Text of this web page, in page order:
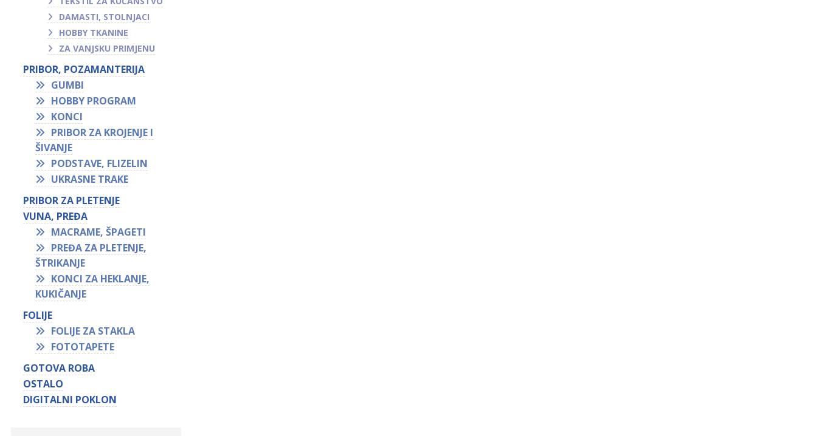
DAMASTI, STOLNJACI
HOBBY TKANINE
ZA VANJSKU PRIMJENU
PRIBOR, POZAMANTERIJA
GUMBI
HOBBY PROGRAM
KONCI
PRIBOR ZA KROJENJE I
ŠIVANJE
PODSTAVE, FLIZELIN
UKRASNE TRAKE
PRIBOR ZA PLETENJE
VUNA, PREĐA
MACRAME, ŠPAGETI
PREĐA ZA PLETENJE,
ŠTRIKANJE
KONCI ZA HEKLANJE,
KUKIČANJE
FOLIJE
FOLIJE ZA STAKLA
FOTOTAPETE
GOTOVA ROBA
OSTALO
DIGITALNI POKLON